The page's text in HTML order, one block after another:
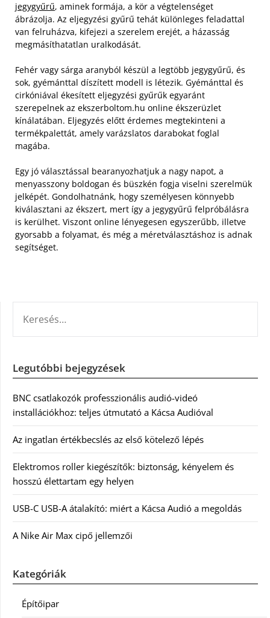
jegygyűrű, aminek formája, a kör a végtelenséget
ábrázolja. Az eljegyzési gyűrű tehát különleges feladattal
van felruházva, kifejezi a szerelem erejét, a házasság
megmásíthatatlan uralkodását.
Fehér vagy sárga aranyból készül a legtöbb jegygyűrű, és
sok, gyémánttal díszített modell is létezik. Gyémánttal és
cirkóniával ékesített eljegyzési gyűrűk egyaránt
szerepelnek az ekszerboltom.hu online ékszerüzlet
kínálatában. Eljegyzés előtt érdemes megtekinteni a
termékpalettát, amely varázslatos darabokat foglal
magába.
Egy jó választással bearanyozhatjuk a nagy napot, a
menyasszony boldogan és büszkén fogja viselni szerelmük
jelképét. Gondolhatnánk, hogy személyesen könnyebb
kiválasztani az ékszert, mert így a jegygyűrű felpróbálásra
is kerülhet. Viszont online lényegesen egyszerűbb, illetve
gyorsabb a folyamat, és még a méretválasztáshoz is adnak
segítséget.
Legutóbbi bejegyzések
BNC csatlakozók professzionális audió-videó
installációkhoz: teljes útmutató a Kácsa Audióval
Az ingatlan értékbecslés az első kötelező lépés
Elektromos roller kiegészítők: biztonság, kényelem és
hosszú élettartam egy helyen
USB-C USB-A átalakító: miért a Kácsa Audió a megoldás
A Nike Air Max cipő jellemzői
Kategóriák
Építőipar